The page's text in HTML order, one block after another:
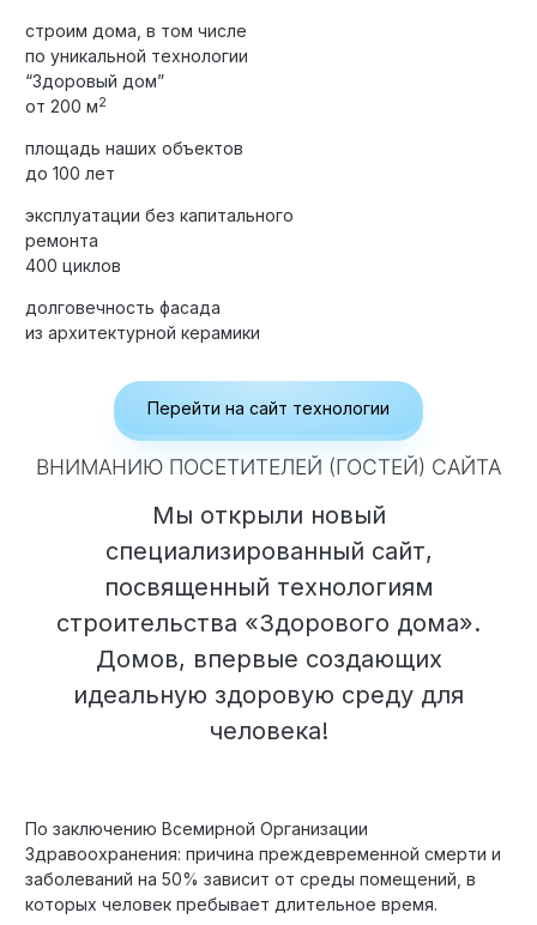
строим дома, в том числе
по уникальной технологии
“Здоровый дом”
от 200 м2
площадь наших объектов
до 100 лет
эксплуатации без капитального
ремонта
400 циклов
долговечность фасада
из архитектурной керамики
Перейти на сайт технологии
ВНИМАНИЮ ПОСЕТИТЕЛЕЙ (ГОСТЕЙ) САЙТА
Мы открыли новый
специализированный сайт,
посвященный технологиям
строительства «Здорового дома».
Домов, впервые создающих
идеальную здоровую среду для
человека!
По заключению Всемирной Организации
Здравоохранения: причина преждевременной смерти и
заболеваний на 50% зависит от среды помещений, в
которых человек пребывает длительное время.